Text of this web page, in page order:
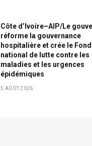
Côte d’Ivoire–AIP/Le
réforme la gouvernance
hospitalière et crée le
national de lutte contre les
maladies et les urgences
épidémiques
5 AOÛT 2026